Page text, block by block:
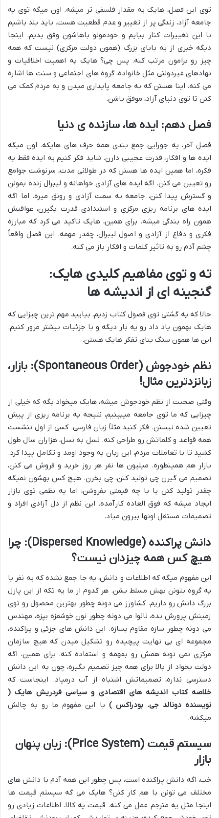
توی این فصل، هایک یه مقدار فلسفی تر میشه. اون میگه توی یه
جامعه آزاد، زندگی پر از تغییر و عدم قطعیت هست. باید بلد باشیم
با این تغییرات کنار بیایم و خودمونو باهاشون وفق بدیم. اینجا
دیگه خبری از یه بابای بزرگ (همون دولت مرکزی) نیست که همه
چیز رو برامون مرتب کنه. پس چی؟ هایک به اهمیت اخلاقیات و
نهادهای غیردولتی مثل خانواده، گروه های اجتماعی و سنت ها اشاره
می کنه. اینا هستن که به جامعه پایداری میدن و به مردم کمک می
کنن تا توی دنیای آزاد، موفق باشن.
فصل دهم: ایده ها، سازنده ی دنیا
فصل آخر، یه جورایی جمع بندی همه حرف های هایکه. اون میگه
ایده ها و افکار، قدرت عجیبی دارن. شاید فکر کنیم یه ایده فقط یه
فکره، اما همین ایده ها هستن که در طولانی مدت، سرنوشت جوامع
رو تعیین می کنن. اگه ایده های آزادی خواهانه و لیبرال زنده بمونن
و گسترش پیدا کنن، جامعه به سمت آزادی و رونق میره. اما اگه
ایده های برنامه ریزی مرکزی و استبدادی قدرت بگیرن، عواقبش
همون راه بندگی میشه. برای همین، هایک تاکید می کرد که مبارزه
فکری و دفاع از آزادی و اصول لیبرال، چقدر مهمه. این فصل واقعاً
چشم آدم رو به تاثیر کلمات و افکار باز می کنه.
ته و توی مفاهیم کلیدی هایک:
گنجینه ای از اندیشه ها
حالا که یه گشتی توی فصول کتاب زدیم، بیایید مهم ترین چیزایی که
هایک بهمون یاد داد رو یه بار دیگه و با جزئیات بیشتر مرور کنیم.
این ها همون سنگ بنای تفکر هایک هستن.
نظم خودجوش (Spontaneous Order): بازار،
زبانزدترین مثال!
وقتی صحبت از نظم خودجوش میشه، هایک میخواد بگه که خیلی از
چیزایی که ما توی جامعه میبینیم، نتیجه یه برنامه ریزی از پیش
تعیین شده نیستن. فکر کنید مثلاً زبان فارسی. کسی از اول ننشست
همه قواعد و کلماتش رو طراحی کنه. نسل به نسل، هزاران سال طول
کشید تا با تعاملات مردم، این زبان به وجود اومد و تکامل پیدا کرد.
بازار هم همینطوره. میلیون ها نفر هر روز خرید و فروش می کنن،
تصمیم می گیرن چی تولید کنن، چی بخرن. هیچ کس بهشون نمیگه
چقدر تولید کنن یا با چه قیمتی بفروشن، اما یه نظمی توی بازار
ایجاد میشه که فوق العاده کارآمده. این نظم از دل آزادی افراد و
تصمیمات مستقل اونها بیرون میاد.
دانش پراکنده (Dispersed Knowledge): چرا
هیچ کس همه چیزدان نیست؟
این مفهوم میگه که اطلاعات و دانش، یه جا جمع نشده که یه نفر یا
یه گروه بتونن بهش مسلط بشن. هر کدوم از ما یه تکه از این پازل
بزرگ دانش رو داریم. کشاورز می دونه چطور بهترین محصول رو توی
زمینش پرورش بده، نانوا می دونه چطور نون خوشمزه بپزه، مهندس
می دونه چطور سازه مقاوم بسازه. این دانش های جزئی و پراکنده،
مجموعه ای بی نهایت پیچیده رو تشکیل میدن که هیچ سازمان
مرکزی نمی تونه همش رو بفهمه و استفاده کنه. برای همین، اگه
دولت بخواد از بالا برای همه چیز تصمیم بگیره، چون به این دانش
دسترسی نداره، تصمیماتش اشتباه از آب درمیاد. اینجاست که
خلاصه کتاب اندیشه های اقتصادی و سیاسی فردریش هایک (
نویسنده دونالد جی. بودراکس ) با این مفهوم ما رو به چالش
میکشه.
سیستم قیمت (Price System): زبان پنهان
بازار
خب، اگه دانش پراکنده است، پس چطور این همه آدم با دانش های
مختلف می تونن با هم کار کنن؟ هایک می گه سیستم قیمت ها
اینجا مثل یه مترجم عمل می کنه. قیمت یه کالا، اطلاعات زیادی رو